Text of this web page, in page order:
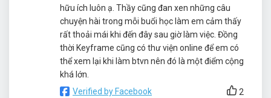
hữu ích luôn ạ. Thầy cũng đan xen những câu
chuyện hài trong mỗi buổi học làm em cảm thấy
rất thoải mái khi đến đây sau giờ làm việc. Đồng
thời Keyframe cũng có thư viện online để em có
thể xem lại khi làm btvn nên đó là một điểm cộng
khá lớn.
Verified by Facebook
2